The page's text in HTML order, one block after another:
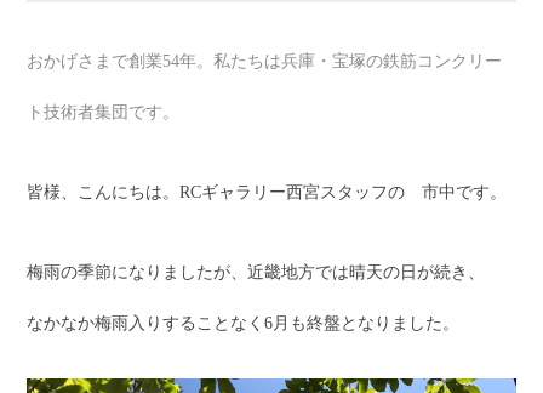
おかげさまで創業54年。私たちは兵庫・宝塚の鉄筋コンクリー
ト技術者集団です。
皆様、こんにちは。RCギャラリー西宮スタッフの 市中です。
梅雨の季節になりましたが、近畿地方では晴天の日が続き、
なかなか梅雨入りすることなく6月も終盤となりました。